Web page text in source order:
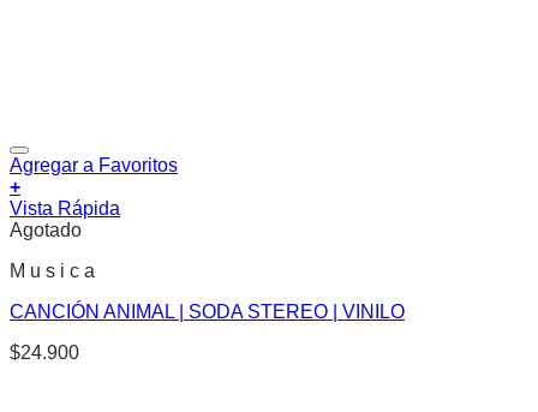
Agregar a Favoritos
+
Vista Rápida
Agotado
M u s i c a
CANCIÓN ANIMAL | SODA STEREO | VINILO
$24.900